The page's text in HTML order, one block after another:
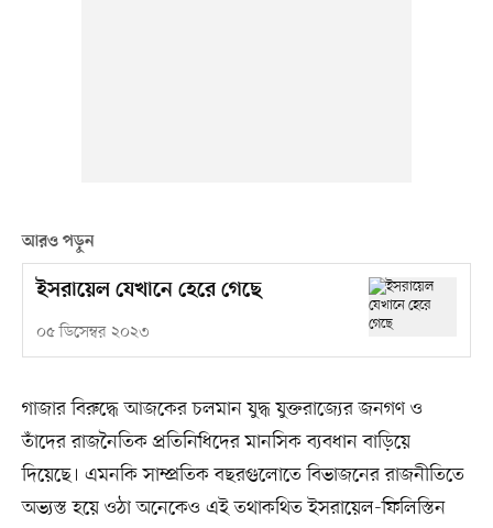
আরও পড়ুন
ইসরায়েল যেখানে হেরে গেছে
০৫ ডিসেম্বর ২০২৩
গাজার বিরুদ্ধে আজকের চলমান যুদ্ধ যুক্তরাজ্যের জনগণ ও
তাঁদের রাজনৈতিক প্রতিনিধিদের মানসিক ব্যবধান বাড়িয়ে
দিয়েছে। এমনকি সাম্প্রতিক বছরগুলোতে বিভাজনের রাজনীতিতে
অভ্যস্ত হয়ে ওঠা অনেকেও এই তথাকথিত ইসরায়েল-ফিলিস্তিন